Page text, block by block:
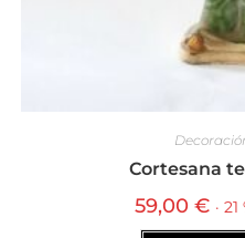
Cortesana
59,00 € ·